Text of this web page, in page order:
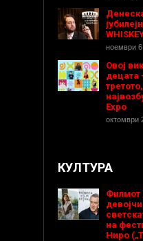
ноември
Овој
децата
Expo
октомври
КУЛТУРА
Филмот
на
Ниро